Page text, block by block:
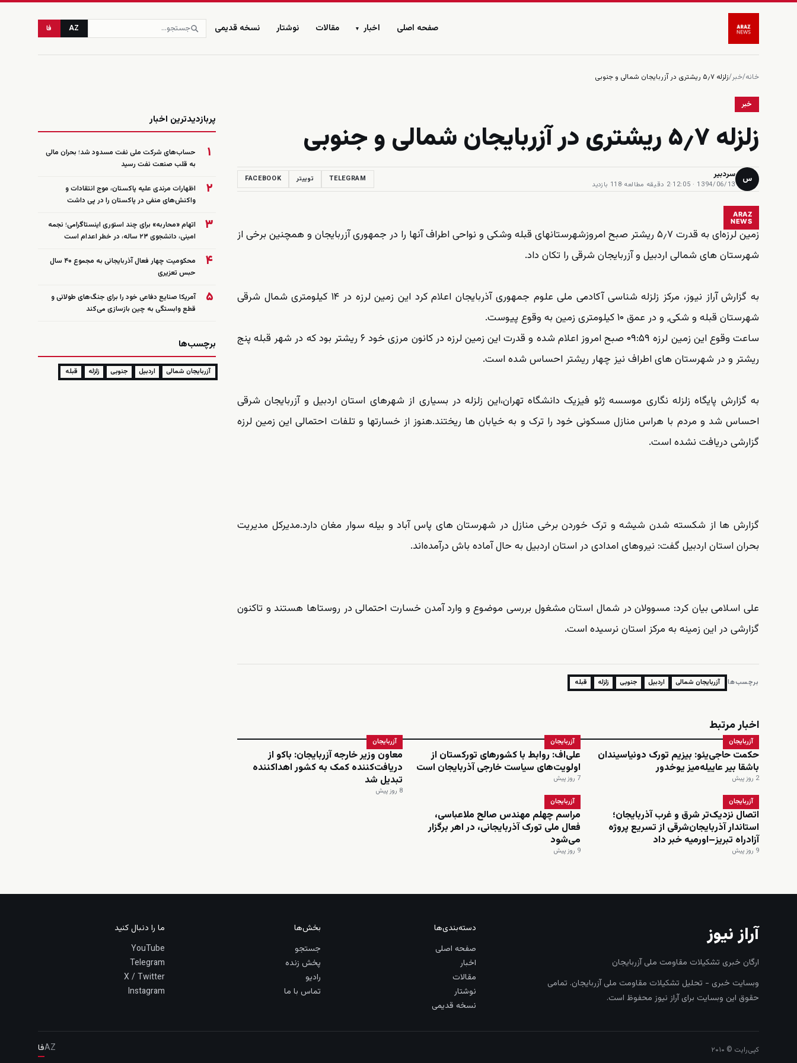
صفحه اصلی اخبار ▾ مقالات نوشتار نسخه قدیمی AZ فا
خانه/خبر/زلزله ۵٫۷ ریشتری در آزربایجان شمالی و جنوبی
خبر
زلزله ۵٫۷ ریشتری در آزربایجان شمالی و جنوبی
س سردبیر
1394/06/13 · 12:05
·2 دقیقه مطالعه ·118 بازدید
TELEGRAM توییتر FACEBOOK
ARAZ
NEWS
زمین لرزه‌ای به قدرت ۵٫۷ ریشتر صبح امروزشهرستانهای قبله وشکی و نواحی اطراف آنها را در جمهوری آزربایجان و همچنین برخی از
شهرستان های شمالی اردبیل و آزربایجان شرقی را تکان داد.
به گزارش آراز نیوز، مرکز زلزله شناسی آکادمی ملی علوم جمهوری آذربایجان اعلام کرد این زمین لرزه در ۱۴ کیلومتری شمال شرقی
شهرستان قبله و شکی, و در عمق ۱۰ کیلومتری زمین به وقوع پیوست.
ساعت وقوع این زمین لرزه ۰۹:۵۹ صبح امروز اعلام شده و قدرت این زمین لرزه در کانون مرزی خود ۶ ریشتر بود که در شهر قبله پنج
ریشتر و در شهرستان های اطراف نیز چهار ریشتر احساس شده است.
به گزارش پایگاه زلزله نگاری موسسه ژئو فیزیک دانشگاه تهران،این زلزله در بسیاری از شهرهای استان اردبیل و آزربایجان شرقی
احساس شد و مردم با هراس منازل مسکونی خود را ترک و به خیابان ها ریختند.هنوز از خسارتها و تلفات احتمالی این زمین لرزه
گزارشی دریافت نشده است.
گزارش ها از شکسته شدن شیشه و ترک خوردن برخی منازل در شهرستان های پاس آباد و بیله سوار مغان دارد.مدیرکل مدیریت
بحران استان اردبیل گفت: نیروهای امدادی در استان اردبیل به حال آماده باش درآمده‌اند.
علی اسلامی بیان کرد: مسوولان در شمال استان مشغول بررسی موضوع و وارد آمدن خسارت احتمالی در روستاها هستند و تاکنون
گزارشی در این زمینه به مرکز استان نرسیده است.
برچسب‌ها: آزربایجان شمالی اردبیل جنوبی زلزله قبله
اخبار مرتبط
آزربایجان
حکمت حاجی‌یئو: بیزیم تورک دونیاسیندان
باشقا بیر عاییله‌میز یوخدور
2 روز پیش
آزربایجان
علی‌اف: روابط با کشورهای تورکستان از
اولویت‌های سیاست خارجی آذربایجان است
7 روز پیش
آزربایجان
معاون وزیر خارجه آزربایجان: باکو از
دریافت‌کننده کمک به کشور اهداکننده
تبدیل شد
8 روز پیش
آزربایجان
اتصال نزدیک‌تر شرق و غرب آذربایجان؛
استاندار آذربایجان‌شرقی از تسریع پروژه
آزادراه تبریز–اورمیه خبر داد
9 روز پیش
آزربایجان
مراسم چهلم مهندس صالح ملاعباسی،
فعال ملی تورک آذربایجانی، در اهر برگزار
می‌شود
9 روز پیش
پربازدیدترین اخبار
۱
حساب‌های شرکت ملی نفت مسدود شد؛ بحران مالی
به قلب صنعت نفت رسید
۲
اظهارات مرندی علیه پاکستان، موج انتقادات و
واکنش‌های منفی در پاکستان را در پی داشت
۳
اتهام «محاربه» برای چند استوری اینستاگرامی؛ نجمه
امینی، دانشجوی ۲۳ ساله، در خطر اعدام است
۴
محکومیت چهار فعال آذربایجانی به مجموع ۴۰ سال
حبس تعزیری
۵
آمریکا صنایع دفاعی خود را برای جنگ‌های طولانی و
قطع وابستگی به چین بازسازی می‌کند
برچسب‌ها
آزربایجان شمالی اردبیل جنوبی زلزله قبله
آراز نیوز
ارگان خبری تشکیلات مقاومت ملی آزربایجان
وبسایت خبری - تحلیل تشکیلات مقاومت ملی آزربایجان. تمامی
حقوق این وبسایت برای آراز نیوز محفوظ است.
دسته‌بندی‌ها
صفحه اصلی
اخبار
مقالات
نوشتار
نسخه قدیمی
بخش‌ها
جستجو
پخش زنده
رادیو
تماس با ما
ما را دنبال کنید
YouTube
Telegram
X / Twitter
Instagram
کپی‌رایت © ۲۰۱۰ AZفا